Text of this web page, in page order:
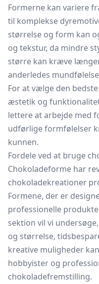
Formerne kan variere
til komplekse
størrelse og form kan
og tekstur, da mindre
større kan kræve
anderledes
For at vælge den
æstetik og
lettere at arbejde med
udførlige formfølelser
kunnen.
Fordele ved at bruge
Chokoladeforme har
chokoladekreationer
Formene, der er
professionelle
sektion vil vi
og størrelse,
kreative muligheder
hobbyister og
chokoladefremstilling.